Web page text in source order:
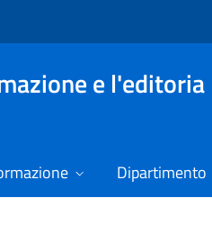
e l'editoria
Dipartimento